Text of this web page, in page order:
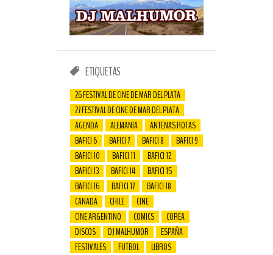
ETIQUETAS
26 FESTIVAL DE CINE DE MAR DEL PLATA
27 FESTIVAL DE CINE DE MAR DEL PLATA
AGENDA
ALEMANIA
ANTENAS ROTAS
BAFICI 6
BAFICI 7 BAFICI 8
BAFICI 9
BAFICI 10
BAFICI 11
BAFICI 12
BAFICI 13
BAFICI 14
BAFICI 15
BAFICI 16
BAFICI 17
BAFICI 18
CANADÁ
CHILE
CINE
CINE ARGENTINO
COMICS
COREA
DISCOS
DJ MALHUMOR
ESPAÑA
FESTIVALES
FUTBOL
LIBROS